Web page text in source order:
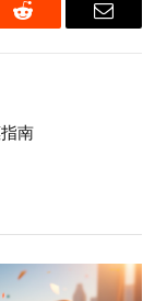
Reddit Email
南